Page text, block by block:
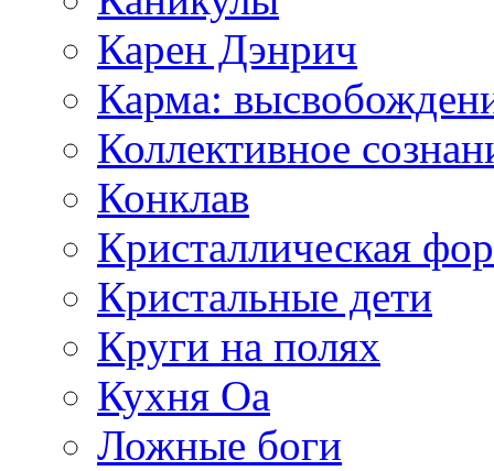
Карен Дэнрич
Карма:
Коллективное
Конклав
Кристаллическая
Кристальные дети
Круги на полях
Кухня Оа
Ложные боги